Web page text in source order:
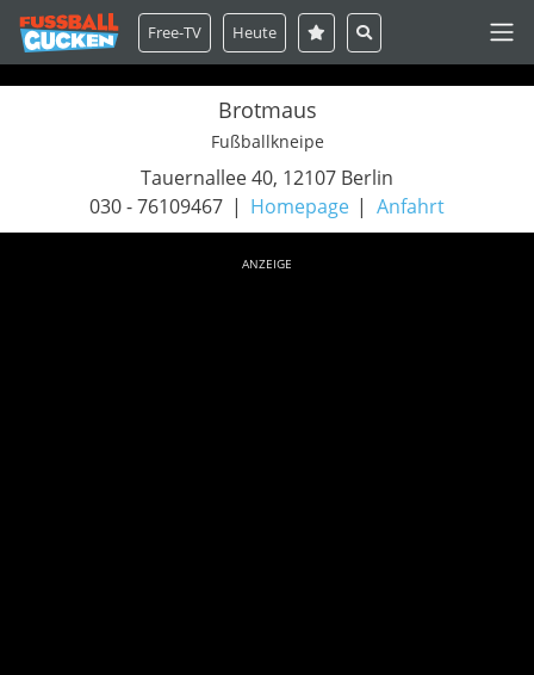
Free-TV Heute
Brotmaus
Fußballkneipe
Tauernallee 40, 12107 Berlin
030 - 76109467
Homepage Anfahrt
ANZEIGE